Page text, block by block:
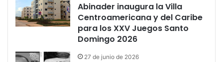
Abinader inaugura la Villa
Centroamericana y del Caribe
para los XXV Juegos Santo
Domingo 2026
27 de junio de 2026